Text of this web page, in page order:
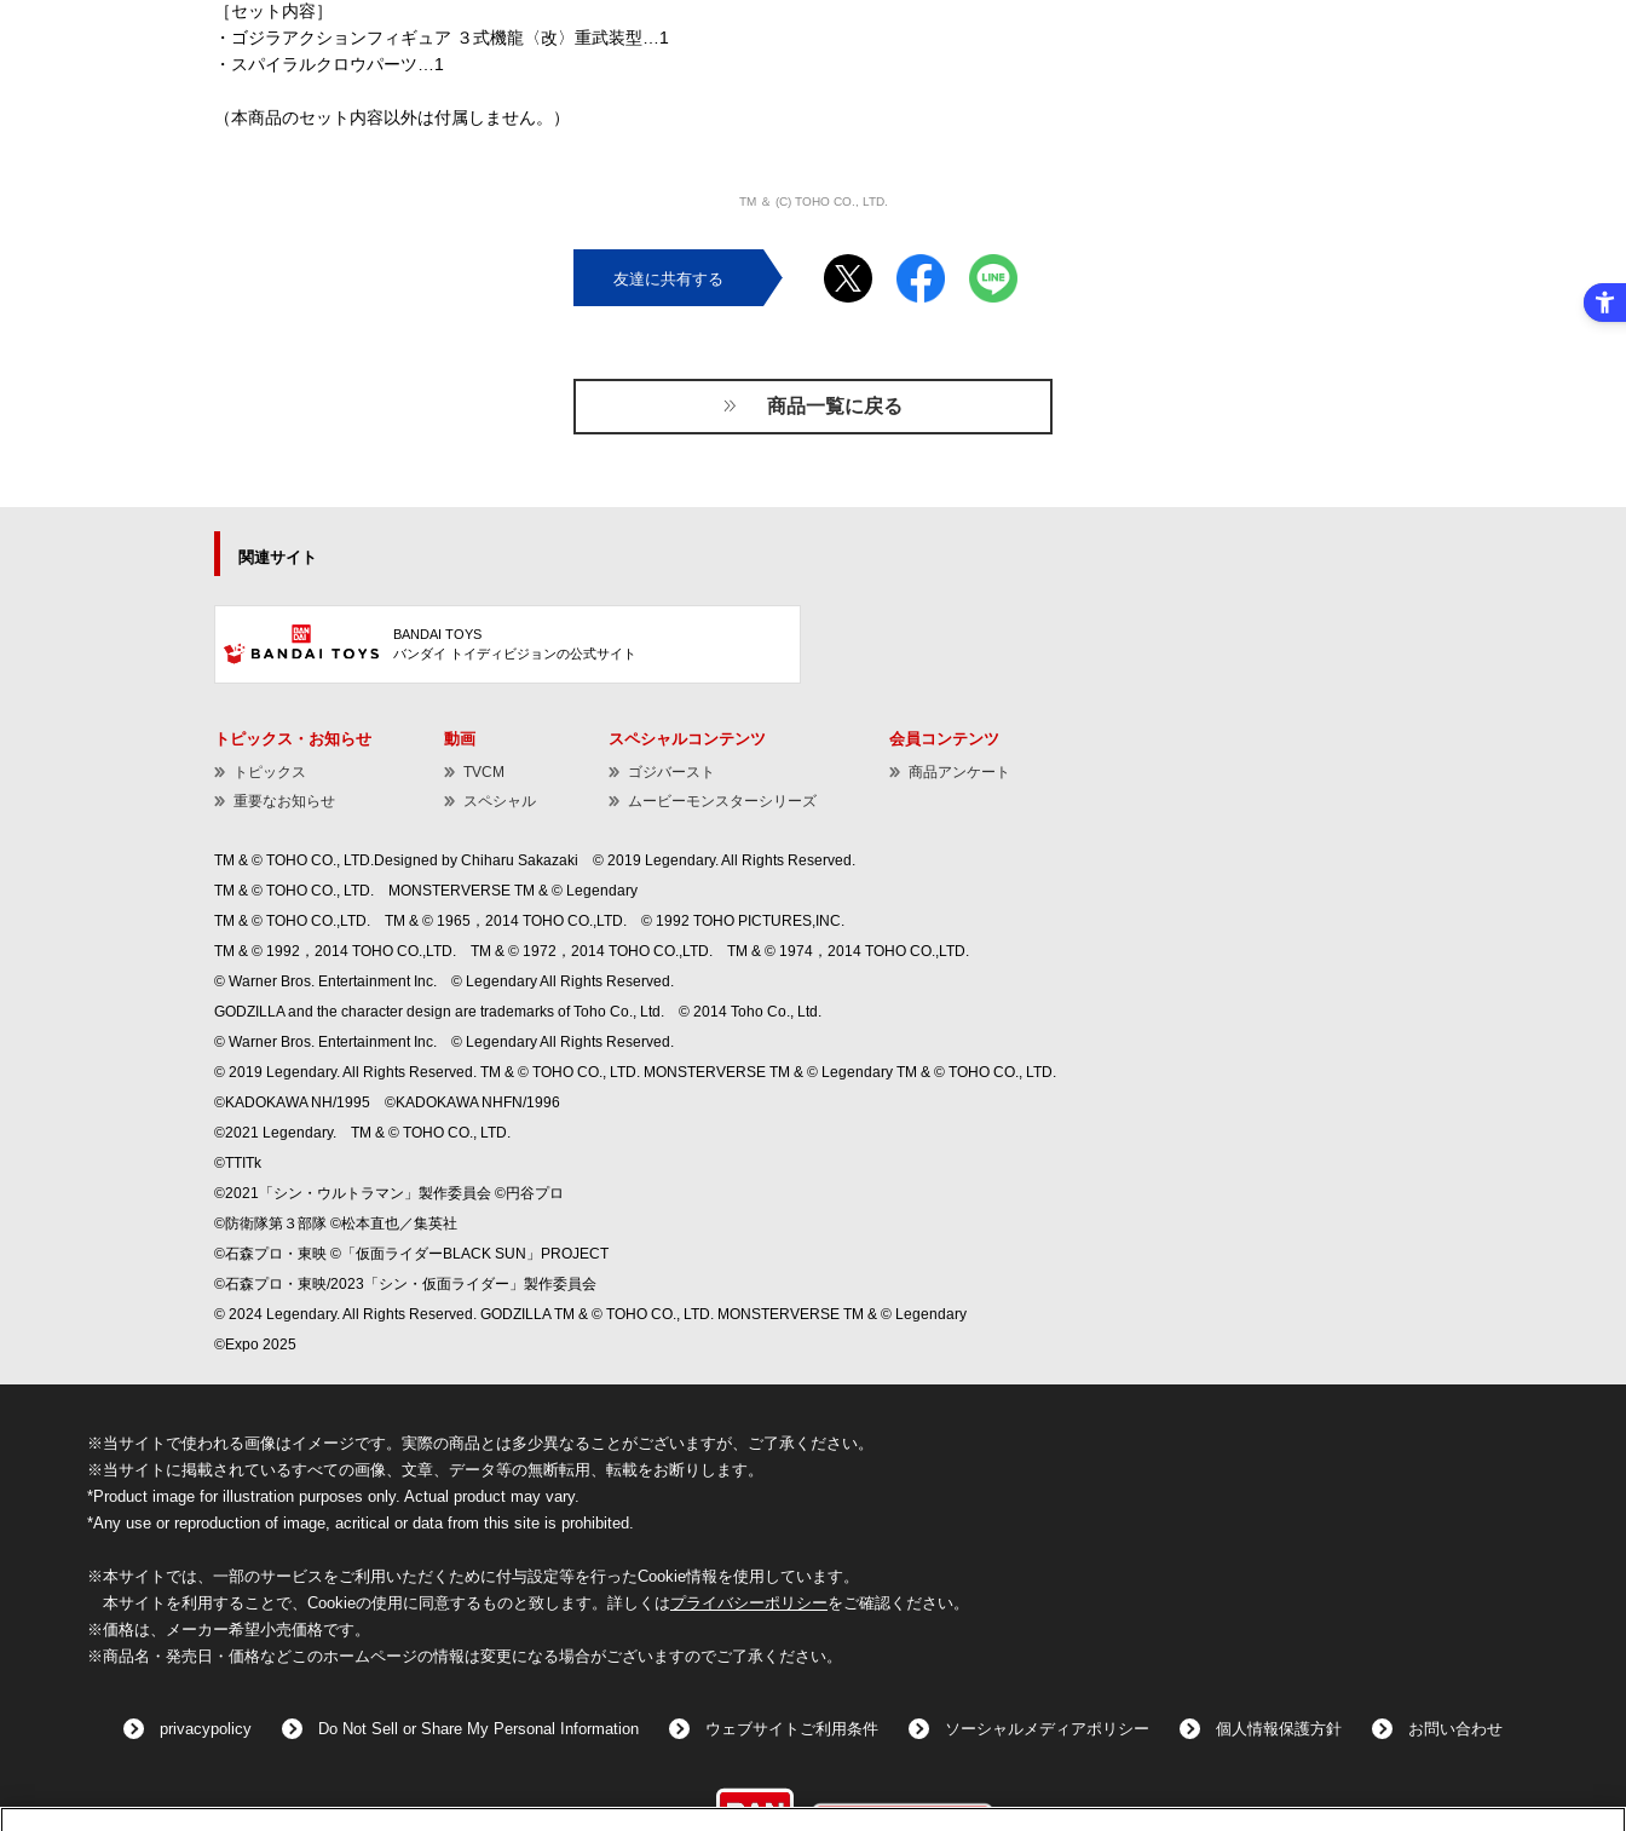
［セット内容］
・ゴジラアクションフィギュア ３式機龍〈改〉重武装型…1
・スパイラルクロウパーツ…1
（本商品のセット内容以外は付属しません。）
TM ＆ (C) TOHO CO., LTD.
友達に共有する
商品一覧に戻る
関連サイト
BANDAI TOYS
バンダイ トイディビジョンの公式サイト
トピックス・お知らせ
トピックス
重要なお知らせ
動画
TVCM
スペシャル
スペシャルコンテンツ
ゴジバースト
ムービーモンスターシリーズ
会員コンテンツ
商品アンケート
TM & © TOHO CO., LTD.Designed by Chiharu Sakazaki © 2019 Legendary. All Rights Reserved.
TM & © TOHO CO., LTD. MONSTERVERSE TM & © Legendary
TM & © TOHO CO.,LTD. TM & © 1965，2014 TOHO CO.,LTD. © 1992 TOHO PICTURES,INC.
TM & © 1992，2014 TOHO CO.,LTD. TM & © 1972，2014 TOHO CO.,LTD. TM & © 1974，2014 TOHO CO.,LTD.
© Warner Bros. Entertainment Inc. © Legendary All Rights Reserved.
GODZILLA and the character design are trademarks of Toho Co., Ltd. © 2014 Toho Co., Ltd.
© Warner Bros. Entertainment Inc. © Legendary All Rights Reserved.
© 2019 Legendary. All Rights Reserved. TM & © TOHO CO., LTD. MONSTERVERSE TM & © Legendary TM & © TOHO CO., LTD.
©KADOKAWA NH/1995 ©KADOKAWA NHFN/1996
©2021 Legendary. TM & © TOHO CO., LTD.
©TTITk
©2021「シン・ウルトラマン」製作委員会 ©円谷プロ
©防衛隊第３部隊 ©松本直也／集英社
©石森プロ・東映 ©「仮面ライダーBLACK SUN」PROJECT
©石森プロ・東映/2023「シン・仮面ライダー」製作委員会
© 2024 Legendary. All Rights Reserved. GODZILLA TM & © TOHO CO., LTD. MONSTERVERSE TM & © Legendary
©Expo 2025
※当サイトで使われる画像はイメージです。実際の商品とは多少異なることがございますが、ご了承ください。
※当サイトに掲載されているすべての画像、文章、データ等の無断転用、転載をお断りします。
*Product image for illustration purposes only. Actual product may vary.
*Any use or reproduction of image, acritical or data from this site is prohibited.
※本サイトでは、一部のサービスをご利用いただくために付与設定等を行ったCookie情報を使用しています。
本サイトを利用することで、Cookieの使用に同意するものと致します。詳しくはプライバシーポリシーをご確認ください。
※価格は、メーカー希望小売価格です。
※商品名・発売日・価格などこのホームページの情報は変更になる場合がございますのでご了承ください。
privacypolicy Do Not Sell or Share My Personal Information ウェブサイトご利用条件 ソーシャルメディアポリシー 個人情報保護方針 お問い合わせ